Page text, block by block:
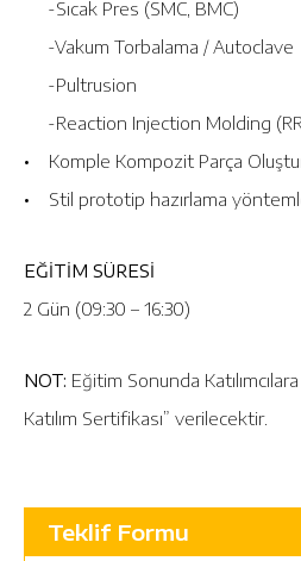
-Sıcak Pres (SMC, BMC)
-Vakum Torbalama / Autoclave
-Pultrusion
-Reaction Injection Molding
• Komple Kompozit Parça
• Stil prototip hazırlama
EĞİTİM SÜRESİ
2 Gün (09:30 – 16:30)
NOT: Eğitim Sonunda
Katılım Sertifikası” verilecektir.
Teklif Formu